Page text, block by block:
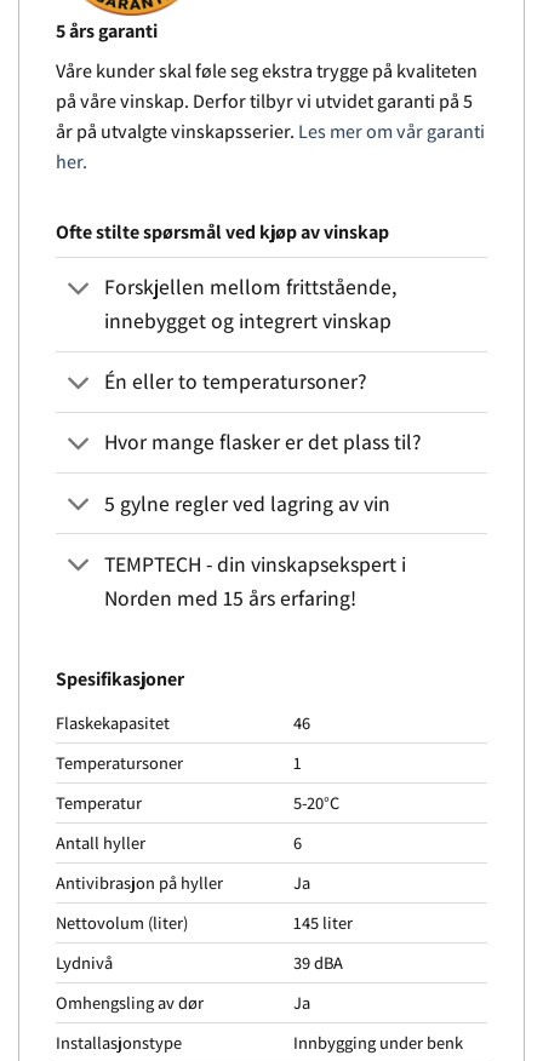
5 års garanti
Våre kunder skal føle seg ekstra trygge på kvaliteten
på våre vinskap. Derfor tilbyr vi utvidet garanti på 5
år på utvalgte vinskapsserier. Les mer om vår garanti
her.
Ofte stilte spørsmål ved kjøp av vinskap
Forskjellen mellom frittstående,
innebygget og integrert vinskap
Én eller to temperatursoner?
Hvor mange flasker er det plass til?
5 gylne regler ved lagring av vin
TEMPTECH - din vinskapsekspert i
Norden med 15 års erfaring!
Spesifikasjoner
Flaskekapasitet
46
Temperatursoner
1
Temperatur
5-20°C
Antall hyller
6
Antivibrasjon på hyller
Ja
Nettovolum (liter)
145 liter
Lydnivå
39 dBA
Omhengsling av dør
Ja
Installasjonstype
Innbygging under benk